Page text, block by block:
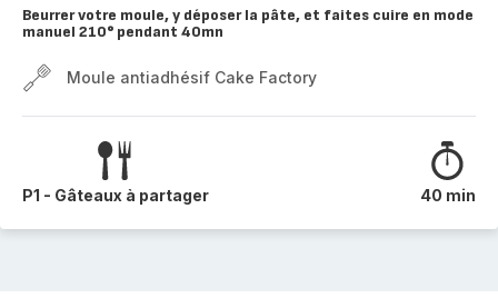
Beurrer votre moule, y déposer la pâte, et faites cuire en mode
manuel 210° pendant 40mn
Moule antiadhésif Cake Factory
P1 - Gâteaux à partager 40 min